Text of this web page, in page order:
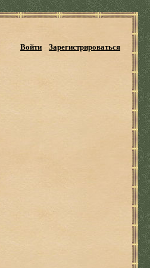
Войти Зарегистрироваться